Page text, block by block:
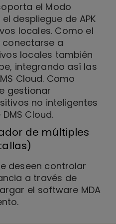
el Modo
despliegue de APK
locales. Como el
conectarse a
locales también
integrando así las
Cloud. Como
gestionar
no inteligentes
Cloud.
de múltiples
deseen controlar
a través de
el software MDA